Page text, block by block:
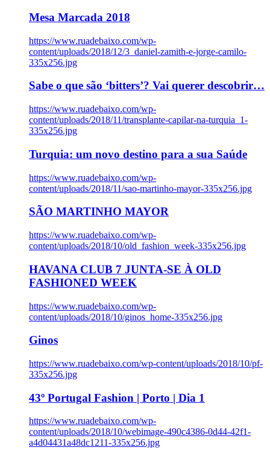
Mesa Marcada 2018
https://www.ruadebaixo.com/wp-
content/uploads/2018/12/3_daniel-zamith-e-jorge-camilo-
335x256.jpg
Sabe o que são ‘bitters’? Vai querer descobrir…
https://www.ruadebaixo.com/wp-
content/uploads/2018/11/transplante-capilar-na-turquia_1-
335x256.jpg
Turquia: um novo destino para a sua Saúde
https://www.ruadebaixo.com/wp-
content/uploads/2018/11/sao-martinho-mayor-335x256.jpg
SÃO MARTINHO MAYOR
https://www.ruadebaixo.com/wp-
content/uploads/2018/10/old_fashion_week-335x256.jpg
HAVANA CLUB 7 JUNTA-SE À OLD
FASHIONED WEEK
https://www.ruadebaixo.com/wp-
content/uploads/2018/10/ginos_home-335x256.jpg
Ginos
https://www.ruadebaixo.com/wp-content/uploads/2018/10/pf-
335x256.jpg
43º Portugal Fashion | Porto | Dia 1
https://www.ruadebaixo.com/wp-
content/uploads/2018/10/webimage-490c4386-0d44-42f1-
a4d04431a48dc1211-335x256.jpg